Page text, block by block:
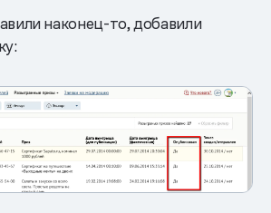
наконец-то, добавили